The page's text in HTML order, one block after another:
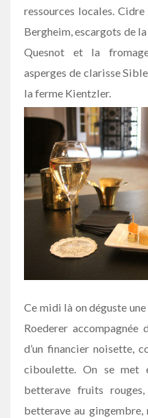
ressources locales.
Bergheim,escargots de
Quesnot et la
asperges de clarisse
la ferme Kientzler.
Ce midi là on déguste
Roederer
d’un financier noisette,
ciboulette. On se met
betterave fruits
betterave au